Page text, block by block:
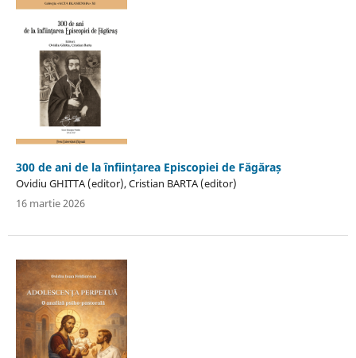
300 de ani de la înființarea Episcopiei de Făgăraș
Ovidiu GHITTA (editor), Cristian BARTA (editor)
16 martie 2026